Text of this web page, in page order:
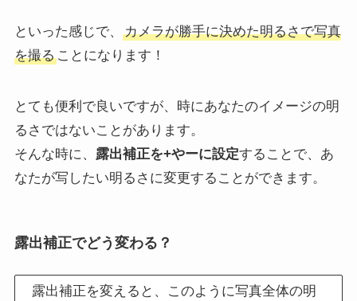
といった感じで、
カメラが勝手に決めた明るさで写真
を撮ることになります！
とても便利で良いですが、時にあなたのイメージの明
るさではないことがあります。
そんな時に、 露出補正を+やーに設定することで、あ
なたが写したい明るさに変更することができます。
露出補正でどう変わる？
露出補正を変えると、このように写真全体の明